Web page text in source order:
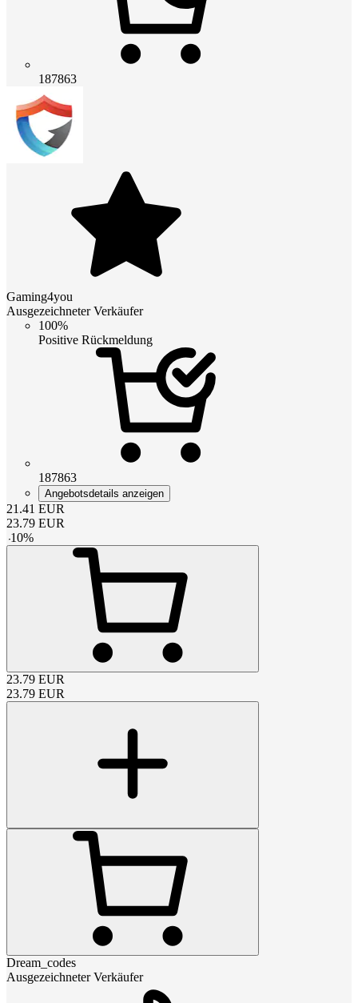
187863
Gaming4you
Ausgezeichneter Verkäufer
100%
Positive Rückmeldung
187863
Angebotsdetails anzeigen
21.41 EUR
23.79 EUR
-10%
23.79 EUR
23.79 EUR
Dream_codes
Ausgezeichneter Verkäufer